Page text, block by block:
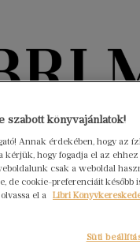
Interjúk
Réka
szabott könyvajánlatok!
Annak érdekében, hogy az
kérjük, hogy fogadja el az
csak a weboldal
de cookie-preferenciáit
el a Libri
Süti